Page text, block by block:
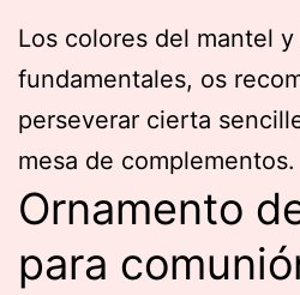
Los colores del mantel
fundamentales, os
perseverar cierta
mesa de complementos.
Ornamento
para